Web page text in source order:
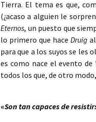
Tierra. El tema es que,
(¿acaso a alguien le
Eternos, un puesto que
lo primero que hace Druig
para que a los suyos se les
es como nace el evento de
todos los que, de otro
«Son tan capaces de